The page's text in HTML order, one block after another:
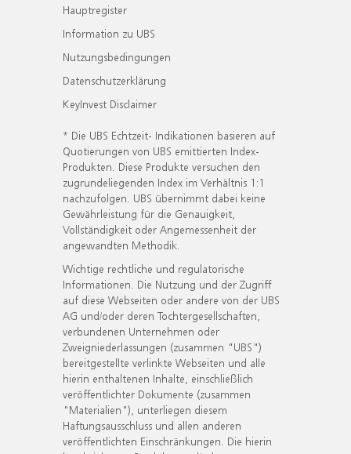
Hauptregister
Information zu UBS
Nutzungsbedingungen
Datenschutzerklärung
KeyInvest Disclaimer
* Die UBS Echtzeit- Indikationen basieren auf
Quotierungen von UBS emittierten Index-
Produkten. Diese Produkte versuchen den
zugrundeliegenden Index im Verhältnis 1:1
nachzufolgen. UBS übernimmt dabei keine
Gewährleistung für die Genauigkeit,
Vollständigkeit oder Angemessenheit der
angewandten Methodik.
Wichtige rechtliche und regulatorische
Informationen. Die Nutzung und der Zugriff
auf diese Webseiten oder andere von der UBS
AG und/oder deren Tochtergesellschaften,
verbundenen Unternehmen oder
Zweigniederlassungen (zusammen "UBS")
bereitgestellte verlinkte Webseiten und alle
hierin enthaltenen Inhalte, einschließlich
veröffentlichter Dokumente (zusammen
"Materialien"), unterliegen diesem
Haftungsausschluss und allen anderen
veröffentlichten Einschränkungen. Die hierin